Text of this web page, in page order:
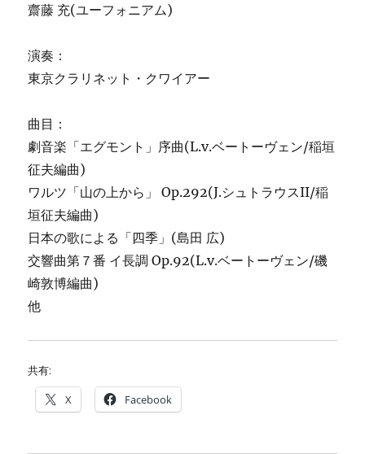
齋藤 充(ユーフォニアム)
演奏：
東京クラリネット・クワイアー
曲目：
劇音楽「エグモント」序曲(L.v.ベートーヴェン/稲垣
征夫編曲)
ワルツ「山の上から」 Op.292(J.シュトラウスII/稲
垣征夫編曲)
日本の歌による「四季」(島田 広)
交響曲第７番 イ長調 Op.92(L.v.ベートーヴェン/磯
崎敦博編曲)
他
共有:
X Facebook